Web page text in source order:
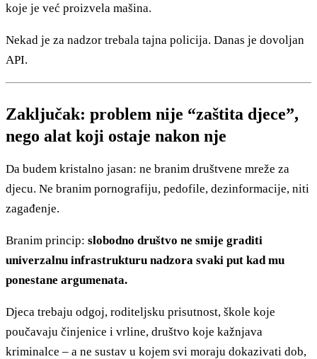
koje je već proizvela mašina.
Nekad je za nadzor trebala tajna policija. Danas je dovoljan
API.
Zaključak: problem nije “zaštita djece”,
nego alat koji ostaje nakon nje
Da budem kristalno jasan: ne branim društvene mreže za
djecu. Ne branim pornografiju, pedofile, dezinformacije, niti
zagađenje.
Branim princip: slobodno društvo ne smije graditi
univerzalnu infrastrukturu nadzora svaki put kad mu
ponestane argumenata.
Djeca trebaju odgoj, roditeljsku prisutnost, škole koje
poučavaju činjenice i vrline, društvo koje kažnjava
kriminalce – a ne sustav u kojem svi moraju dokazivati dob,